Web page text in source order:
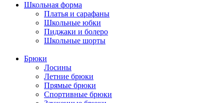
Школьная форма
Платья и сарафаны
Школьные юбки
Пиджаки и болеро
Школьные шорты
Брюки
Лосины
Летние брюки
Прямые брюки
Спортивные брюки